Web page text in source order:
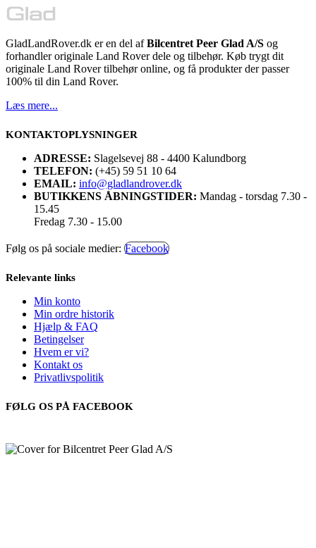
GladLandRover.dk er en del afBilcentret Peer Glad A/S og
forhandler originale Land Rover dele og tilbehør. Køb trygt dit
originale Land Rover tilbehør online, og få produkter der passer
100% til din Land Rover.
Læs mere...
KONTAKTOPLYSNINGER
ADRESSE: Slagelsevej 88 - 4400 Kalundborg
TELEFON: (+45) 59 51 10 64
EMAIL: info@gladlandrover.dk
BUTIKKENS ÅBNINGSTIDER: Mandag - torsdag 7.30 -
15.45
Fredag 7.30 - 15.00
Følg os på sociale medier: Facebook
Relevante links
Min konto
Min ordre historik
Hjælp & FAQ
Betingelser
Hvem er vi?
Kontakt os
Privatlivspolitik
FØLG OS PÅ FACEBOOK